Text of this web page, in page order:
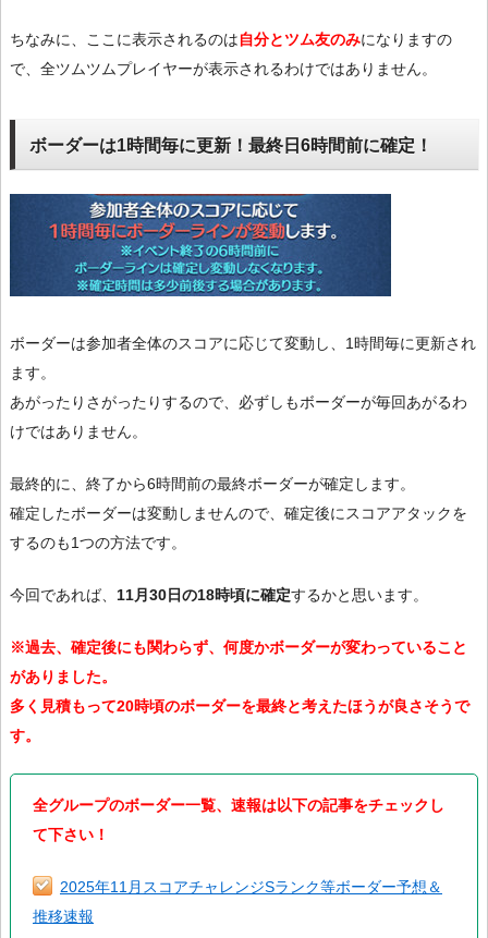
ちなみに、ここに表示されるのは自分とツム友のみになりますの
で、全ツムツムプレイヤーが表示されるわけではありません。
ボーダーは1時間毎に更新！最終日6時間前に確定！
ボーダーは参加者全体のスコアに応じて変動し、1時間毎に更新され
ます。
あがったりさがったりするので、必ずしもボーダーが毎回あがるわ
けではありません。
最終的に、終了から6時間前の最終ボーダーが確定します。
確定したボーダーは変動しませんので、確定後にスコアアタックを
するのも1つの方法です。
今回であれば、 11月30日の18時頃に確定するかと思います。
※過去、確定後にも関わらず、何度かボーダーが変わっていること
がありました。
多く見積もって20時頃のボーダーを最終と考えたほうが良さそうで
す。
全グループのボーダー一覧、速報は以下の記事をチェックし
て下さい！
2025年11月スコアチャレンジSランク等ボーダー予想＆
推移速報